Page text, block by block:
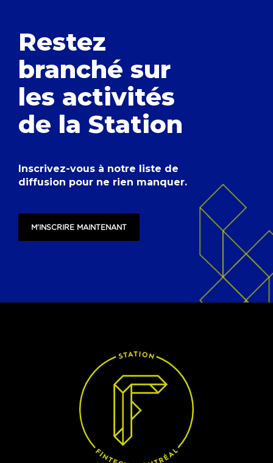
Restez
branché sur
les activités
de la Station
Inscrivez-vous à notre liste de
diffusion pour ne rien manquer.
M'INSCRIRE MAINTENANT